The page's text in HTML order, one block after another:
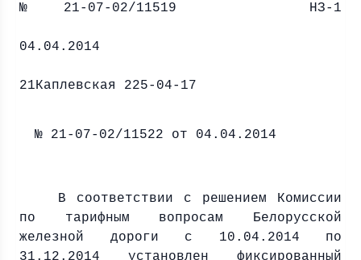
№ 21-07-02/11519 НЗ-1
04.04.2014
21Каплевская 225-04-17
№ 21-07-02/11522 от 04.04.2014
В соответствии с решением Комиссии
по тарифным вопросам Белорусской
железной дороги с 10.04.2014 по
31.12.2014 установлен фиксированный